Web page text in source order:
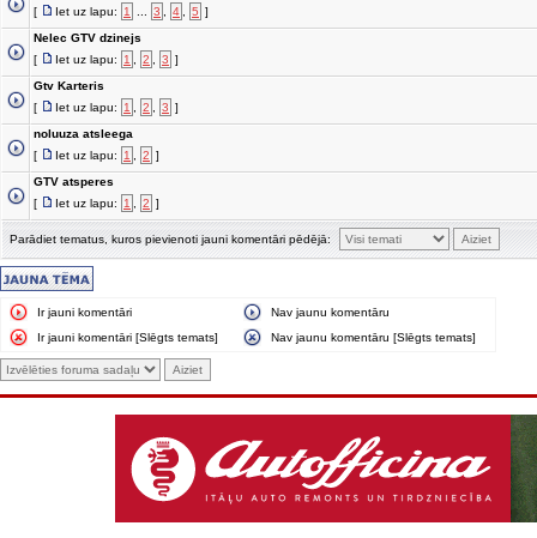
[
Iet uz lapu: 1 3 4 5 ]
Nelec GTV dzinejs
[
Iet uz lapu: 1 2 3 ]
Gtv Karteris
[
Iet uz lapu: 1 2 3 ]
noluuza atsleega
[
Iet uz lapu: 1 2 ]
GTV atsperes
[
Iet uz lapu: 1 2 ]
Parādiet tematus, kuros pievienoti jauni komentāri pēdējā:
Ir jauni komentāri
Nav jaunu komentāru
Ir jauni komentāri [Slēgts temats]
Nav jaunu komentāru [Slēgts temats]